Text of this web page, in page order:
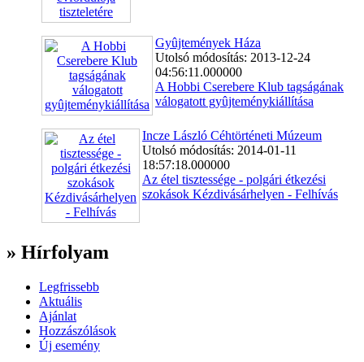
Gyûjtemények Háza
Utolsó módosítás: 2013-12-24
04:56:11.000000
A Hobbi Cserebere Klub tagságának
válogatott gyûjteménykiállítása
Incze László Céhtörténeti Múzeum
Utolsó módosítás: 2014-01-11
18:57:18.000000
Az étel tisztessége - polgári étkezési
szokások Kézdivásárhelyen - Felhívás
» Hírfolyam
Legfrissebb
Aktuális
Ajánlat
Hozzászólások
Új esemény